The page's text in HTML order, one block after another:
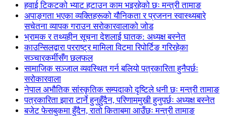
हवाई टिकटको भ्याट हटाउन काम भइरहेको छः मन्त्री तामाङ
अपाङ्गता भएका व्यक्तिहरूको यौनिकता र प्रजनन स्वास्थ्यबारे
सचेतना व्यापक गराउन सरोकारवालाको जोड
भ्रामक र तथ्यहीन सूचना देशलाई घातक: अध्यक्ष बस्नेत
काउन्सिलद्वारा परराष्ट्र मामिला विटमा रिपोर्टिङ गरिरहेका
सञ्चारकर्मीसँग छलफल
सामाजिक सञ्जाल व्यवस्थित गर्न बलियो पत्रकारिता हुनैपर्छः
सरोकारवाला
नेपाल अभौतिक सांस्कृतिक सम्पदाको दृष्टिले धनी छः मन्त्री तामाङ
पत्रकारिता झारा टार्ने हुनुहुँदैन, परिणाममुखी हुनुपर्छः अध्यक्ष बस्नेत
बजेट फेसबुकमा हुँदैन, रातो किताबमा आउँछः मन्त्री तामाङ